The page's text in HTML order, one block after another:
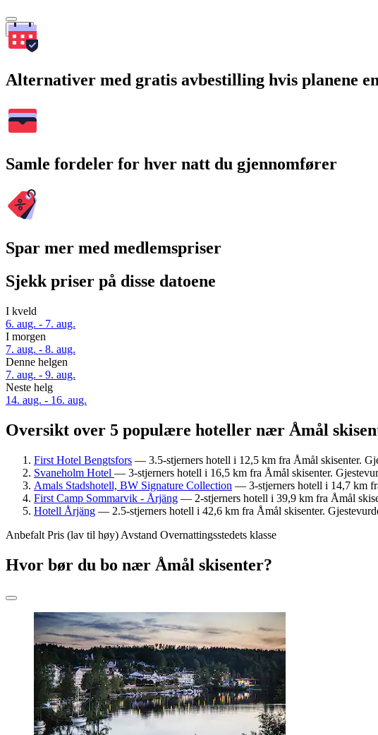
Søk
Alternativer med gratis avbestilling hvis planene
Samle fordeler for hver natt du gjennomfører
Spar mer med medlemspriser
Sjekk priser på disse datoene
I kveld
6. aug. - 7. aug.
I morgen
7. aug. - 8. aug.
Denne helgen
7. aug. - 9. aug.
Neste helg
14. aug. - 16. aug.
Oversikt over 5 populære hoteller nær Åmål
First Hotel Bengtsfors — 3.5-stjerners hotell i 12,5 km fra Åmål skisenter.
Svaneholm Hotel — 3-stjerners hotell i 16,5 km fra Åmål skisenter.
Amals Stadshotell, BW Signature Collection — 3-stjerners hotell i 14,7 km
First Camp Sommarvik - Årjäng — 2-stjerners hotell i 39,9 km fra Åmål
Hotell Årjäng — 2.5-stjerners hotell i 42,6 km fra Åmål skisenter.
Anbefalt Pris (lav til høy) Avstand Overnattingsstedets klasse
Hvor bør du bo nær Åmål skisenter?